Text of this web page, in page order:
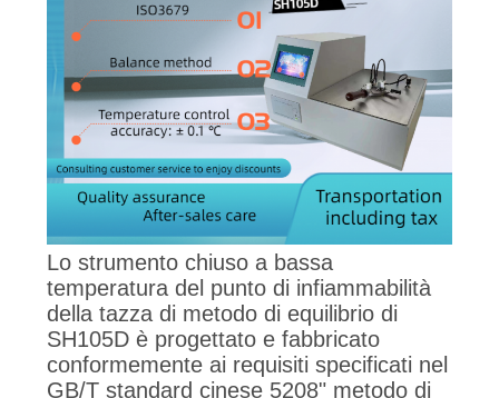
Lo strumento chiuso a bassa
temperatura del punto di infiammabilità
della tazza di metodo di equilibrio di
SH105D è progettato e fabbricato
conformemente ai requisiti specificati nel
GB/T standard cinese 5208" metodo di